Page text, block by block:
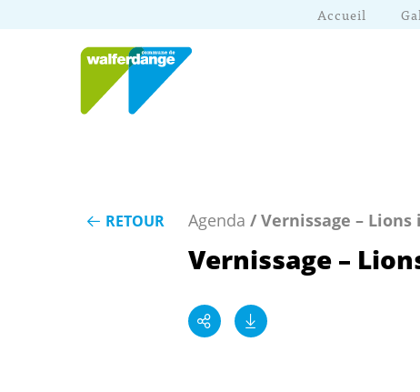
Accueil
RETOUR Agenda / Vernissage –
Vernissage –